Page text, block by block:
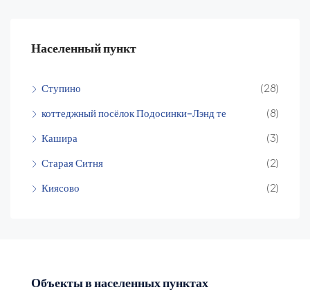
Населенный пункт
Ступино
(28)
коттеджный посёлок Подосинки-Лэнд те
(8)
Кашира
(3)
Старая Ситня
(2)
Киясово
(2)
Объекты в населенных пунктах